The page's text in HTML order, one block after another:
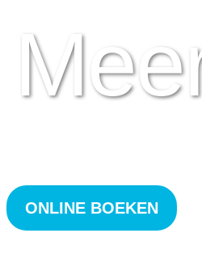
ONLINE BOEKEN